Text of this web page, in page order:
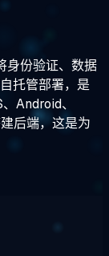
身份验证、数据
托管部署，是
Android、
后端，这是为